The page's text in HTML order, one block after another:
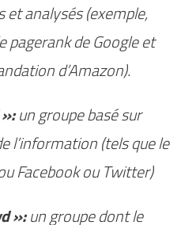
analysés (exemple,
pagerank de Google et
d’Amazon).
un groupe basé sur
l’information (tels que le
Facebook ou Twitter)
»:un groupe dont le